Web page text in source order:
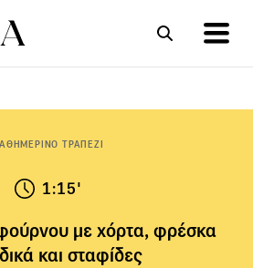
ΤΡΑΠΕΖΙ
1:15'
με χόρτα, φρέσκα
και σταφίδες